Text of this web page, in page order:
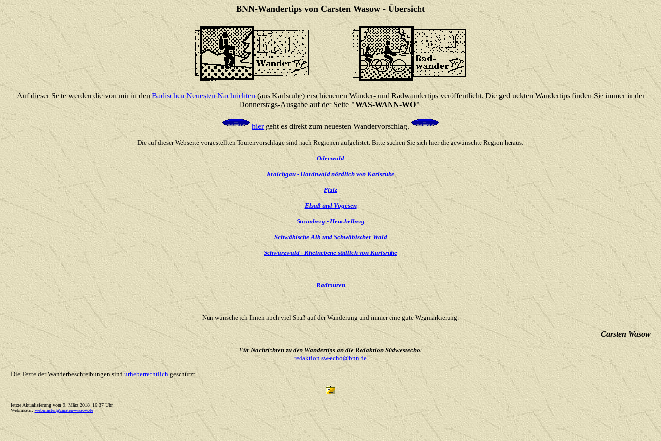
BNN-Wandertips von Carsten Wasow - Übersicht
Auf dieser Seite werden die von mir in denBadischen Neuesten Nachrichten(aus Karlsruhe) erschienenen Wander- und Radwandertips veröffentlicht. Die gedruckten Wandertips finden Sie immer in der
Donnerstags-Ausgabe auf der Seite "WAS-WANN-WO".
hiergeht es direkt zum neuesten Wandervorschlag.
Die auf dieser Webseite vorgestellten Tourenvorschläge sind nach Regionen aufgelistet. Bitte suchen Sie sich hier die gewünschte Region heraus:
Odenwald
Kraichgau - Hardtwald nördlich von Karlsruhe
Pfalz
Elsaß und Vogesen
Stromberg - Heuchelberg
Schwäbische Alb und Schwäbischer Wald
Schwarzwald - Rheinebene südlich von Karlsruhe
Radtouren
Nun wünsche ich Ihnen noch viel Spaß auf der Wanderung und immer eine gute Wegmarkierung.
Carsten Wasow
Für Nachrichten zu den Wandertips an die Redaktion Südwestecho:
redaktion.sw-echo@bnn.de
Die Texte der Wanderbeschreibungen sindurheberrechtlichgeschützt.
letzte Aktualisierung vom 9. März 2018, 16:37 Uhr
Webmaster: webmaster@carsten-wasow.de